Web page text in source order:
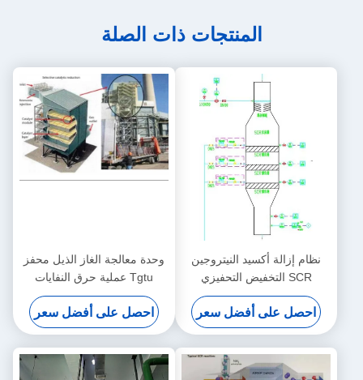
المنتجات ذات الصلة
نظام إزالة أكسيد النيتروجين
SCR التخفيض التحفيزي
الانتقائي لأكسيد النيتروجين
احصل على أفضل سعر
وحدة معالجة الغاز الذيل محفز
Tgtu عملية حرق النفايات
الخطرة
احصل على أفضل سعر